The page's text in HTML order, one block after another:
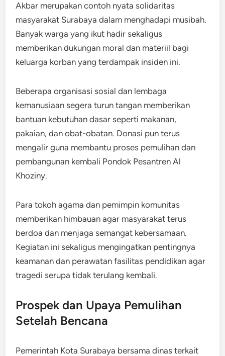
Akbar merupakan contoh nyata solidaritas
masyarakat Surabaya dalam menghadapi musibah.
Banyak warga yang ikut hadir sekaligus
memberikan dukungan moral dan materiil bagi
keluarga korban yang terdampak insiden ini.
Beberapa organisasi sosial dan lembaga
kemanusiaan segera turun tangan memberikan
bantuan kebutuhan dasar seperti makanan,
pakaian, dan obat-obatan. Donasi pun terus
mengalir guna membantu proses pemulihan dan
pembangunan kembali Pondok Pesantren Al
Khoziny.
Para tokoh agama dan pemimpin komunitas
memberikan himbauan agar masyarakat terus
berdoa dan menjaga semangat kebersamaan.
Kegiatan ini sekaligus mengingatkan pentingnya
keamanan dan perawatan fasilitas pendidikan agar
tragedi serupa tidak terulang kembali.
Prospek dan Upaya Pemulihan
Setelah Bencana
Pemerintah Kota Surabaya bersama dinas terkait